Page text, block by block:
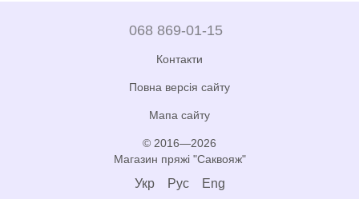
068 869-01-15
Контакти
Повна версія сайту
Мапа сайту
© 2016—2026
Магазин пряжі "Саквояж"
Укр Рус Eng